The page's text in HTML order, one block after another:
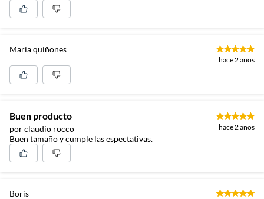
Maria quiñones
hace 2 años
Buen producto
por claudio rocco hace 2 años
Buen tamaño y cumple las espectativas.
Boris